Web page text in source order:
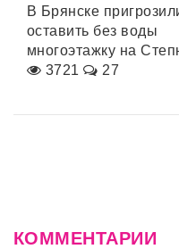
В Брянске
оставить без воды
многоэтажку на
3721
27
КОММЕНТАРИИ